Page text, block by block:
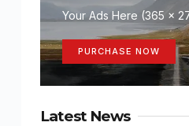
Your Ads Here (365 x
PURCHASE NOW
Latest News